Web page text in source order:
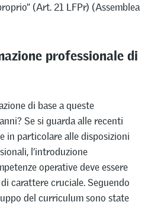
(Art. 21 LFPr) (Assemblea
professionale di
di base a queste
Se si guarda alle recenti
in particolare alle disposizioni
l’introduzione
operative deve essere
carattere cruciale. Seguendo
del curriculum sono state